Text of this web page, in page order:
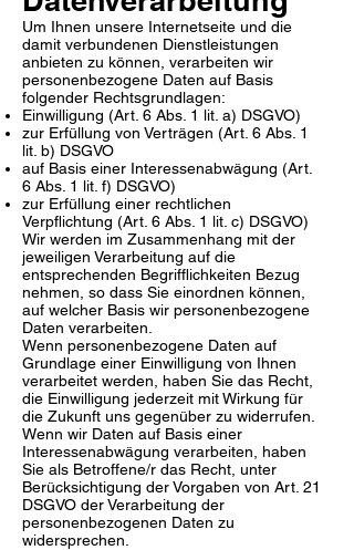
Um Ihnen unsere Internetseite und die
damit verbundenen Dienstleistungen
anbieten zu können, verarbeiten wir
personenbezogene Daten auf Basis
folgender Rechtsgrundlagen:
Einwilligung (Art. 6 Abs. 1 lit. a) DSGVO)
zur Erfüllung von Verträgen (Art. 6 Abs. 1
lit. b) DSGVO
auf Basis einer Interessenabwägung (Art.
6 Abs. 1 lit. f) DSGVO)
zur Erfüllung einer rechtlichen
Verpflichtung (Art. 6 Abs. 1 lit. c) DSGVO)
Wir werden im Zusammenhang mit der
jeweiligen Verarbeitung auf die
entsprechenden Begrifflichkeiten Bezug
nehmen, so dass Sie einordnen können,
auf welcher Basis wir personenbezogene
Daten verarbeiten.
Wenn personenbezogene Daten auf
Grundlage einer Einwilligung von Ihnen
verarbeitet werden, haben Sie das Recht,
die Einwilligung jederzeit mit Wirkung für
die Zukunft uns gegenüber zu widerrufen.
Wenn wir Daten auf Basis einer
Interessenabwägung verarbeiten, haben
Sie als Betroffene/r das Recht, unter
Berücksichtigung der Vorgaben von Art. 21
DSGVO der Verarbeitung der
personenbezogenen Daten zu
widersprechen.